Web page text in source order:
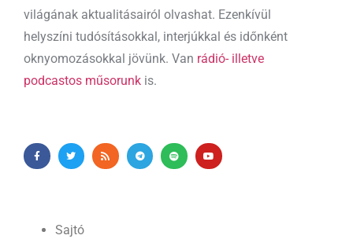
világának aktualitásairól olvashat. Ezenkívül
helyszíni tudósításokkal, interjúkkal és időnként
oknyomozásokkal jövünk. Van rádió- illetve
podcastos műsorunk is.
Sajtó